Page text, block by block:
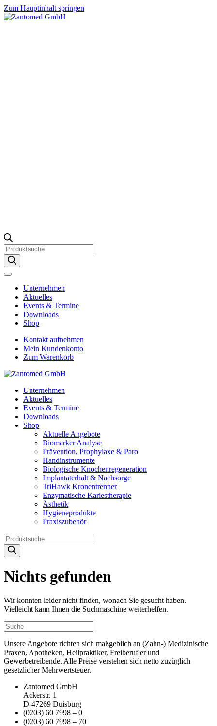
Zum Hauptinhalt springen
Products
search
Unternehmen
Aktuelles
Events & Termine
Downloads
Shop
Kontakt aufnehmen
Mein Kundenkonto
Zum Warenkorb
Unternehmen
Aktuelles
Events & Termine
Downloads
Shop
Aktuelle Angebote
Biomarker Analyse
Prävention, Prophylaxe & Paro
Handinstrumente
Biologische Knochenregeneration
Implantaterhalt & Nachsorge
TriHawk Kronentrenner
Enzymatische Kariestherapie
Ästhetik
Hygieneprodukte
Praxiszubehör
Products
search
Nichts gefunden
Wir konnten leider nicht finden, wonach Sie gesucht haben.
Vielleicht kann Ihnen die Suchmaschine weiterhelfen.
Unsere Angebote richten sich maßgeblich an (Zahn-) Medizinische
Praxen, Apotheken, Heilpraktiker, Freiberufler und
Gewerbetreibende. Alle Preise verstehen sich netto zuzüglich
gesetzlicher Mehrwertsteuer.
Zantomed GmbH
Ackerstr. 1
D-47269 Duisburg
(0203) 60 7998 – 0
(0203) 60 7998 – 70